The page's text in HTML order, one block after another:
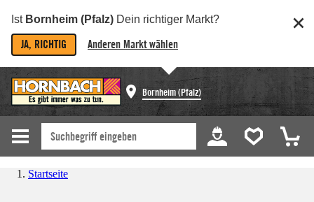
Ist Bornheim (Pfalz) Dein richtiger Markt?
JA, RICHTIG Anderen Markt wählen
Bornheim (Pfalz)
Startseite